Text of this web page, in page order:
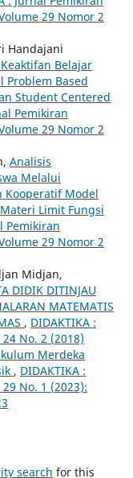
29 Nomor 2
Handajani
Belajar
Problem Based
Student Centered
Pemikiran
29 Nomor 2
Analisis
Melalui
Kooperatif Model
Limit Fungsi
Pemikiran
29 Nomor 2
Midjan,
DIDIK DITINJAU
MATEMATIS
, DIDAKTIKA :
No. 2 (2018)
Merdeka
, DIDAKTIKA :
No. 1 (2023):
search for this